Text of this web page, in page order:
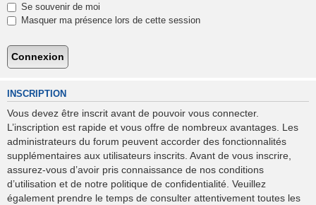
Se souvenir de moi
Masquer ma présence lors de cette session
INSCRIPTION
Vous devez être inscrit avant de pouvoir vous connecter.
L’inscription est rapide et vous offre de nombreux avantages. Les
administrateurs du forum peuvent accorder des fonctionnalités
supplémentaires aux utilisateurs inscrits. Avant de vous inscrire,
assurez-vous d’avoir pris connaissance de nos conditions
d’utilisation et de notre politique de confidentialité. Veuillez
également prendre le temps de consulter attentivement toutes les